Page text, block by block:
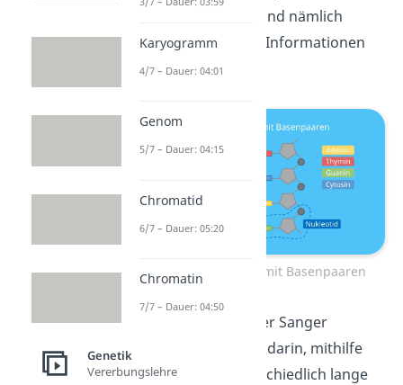
ermitteln. In ihnen sind nämlich
unsere genetischen Informationen
versteckt.
DNA Doppelstrang mit Basenpaaren
Das Grundprinzip der Sanger
Sequenzierung liegt darin, mithilfe
von Enzymen unterschiedlich lange
Karyogramm
4/7 – Dauer: 04:01
Genom
5/7 – Dauer: 04:15
Chromatid
6/7 – Dauer: 05:20
Chromatin
7/7 – Dauer: 04:50
Genetik
Vererbungslehre